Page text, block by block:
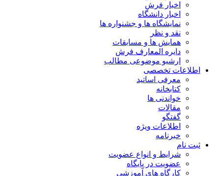
اخبار فرش
اخبار دانشگاه
نمایشگاه ها و جشنواره ها
نقد و نظر
همایش ها و مسابقات
دایره المعارف فرش
ارشیو موضوعی مطالب
اطلاعات تخصصی
معرفی اساتید
کتابخانه
خواندنی ها
مقالات
گفتگو
اطلاعات ویژه
خبرنامه
ثبت نام
شرایط و انواع عضویت
عضویت در پایگاه
کارگاه های آموزشی